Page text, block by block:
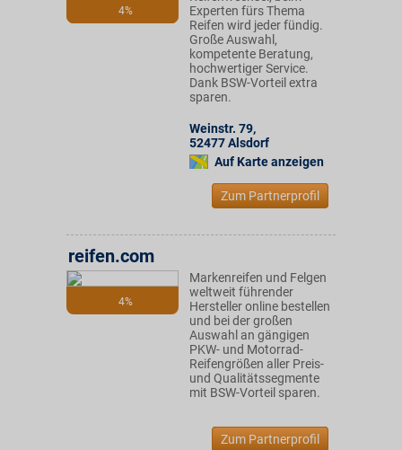
4%
Experten fürs Thema
Reifen wird jeder fündig.
Große Auswahl,
kompetente Beratung,
hochwertiger Service.
Dank BSW-Vorteil extra
sparen.
Weinstr. 79,
52477Alsdorf
Auf Karte anzeigen
Zum Partnerprofil
4%
reifen.com
Markenreifen und Felgen
weltweit führender
Hersteller online bestellen
und bei der großen
Auswahl an gängigen
PKW- und Motorrad-
Reifengrößen aller Preis-
und Qualitätssegmente
mit BSW-Vorteil sparen.
Zum Partnerprofil